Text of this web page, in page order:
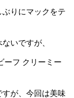
りにマックをテ
いですが、
ーフ クリーミー
が、今回は美味